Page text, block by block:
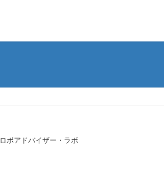
ロボアドバイザー・ラボ